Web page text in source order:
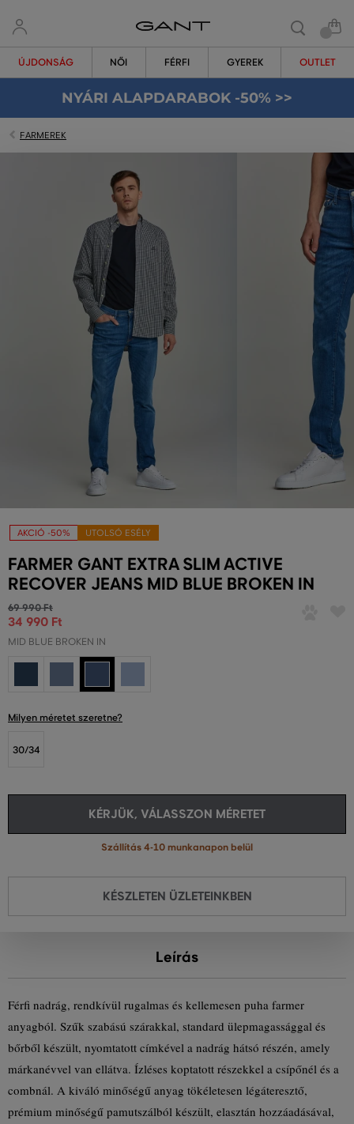
ÚJDONSÁG NŐI FÉRFI GYEREK OUTLET
NYÁRI ALAPDARABOK -50% >>
FARMEREK
AKCIÓ -50% UTOLSÓ ESÉLY
FARMER GANT EXTRA SLIM ACTIVE
RECOVER JEANS MID BLUE BROKEN IN
69 990 Ft
34 990 Ft
MID BLUE BROKEN IN
Milyen méretet szeretne?
30/34
KÉRJÜK, VÁLASSZON MÉRETET
Szállítás 4-10 munkanapon belül
KÉSZLETEN ÜZLETEINKBEN
Leírás
Férfi nadrág, rendkívül rugalmas és kellemesen puha farmer
anyagból. Szűk szabású szárakkal, standard ülepmagassággal és
bőrből készült, nyomtatott címkével a nadrág hátsó részén, amely
márkanévvel van ellátva. Ízléses koptatott részekkel a csípőnél és a
combnál. A kiváló minőségű anyag tökéletesen légáteresztő,
prémium minőségű pamutszálból készült, elasztán hozzáadásával,